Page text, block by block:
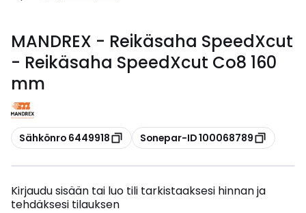
MANDREX - Reikäsaha SpeedXcut
- Reikäsaha SpeedXcut Co8 160
mm
Kopioi
Sähkönro 6449918 Kopioi
Sonepar-ID 100068789
Kirjaudu sisään tai luo tili tarkistaaksesi hinnan ja
tehdäksesi tilauksen